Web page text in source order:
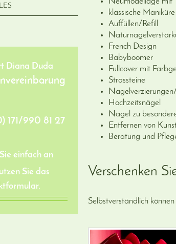
Diana Duda
171/990 81 27
einfach an
Sie das
Neumodellage mit
klassische Maniküre
Auffüllen/Refill
French Design
Babyboomer
Fullcover mit
Strassteine
Hochzeitsnägel
Nägel zu
Entfernen von
Beratung und
Verschenken
Selbstverständlich